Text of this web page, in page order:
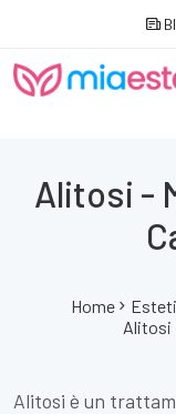
Alitosi -
Home
Alitosi
Alitosi è un